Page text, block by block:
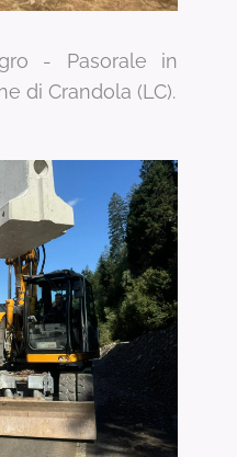
- Pasorale in
di Crandola (LC).